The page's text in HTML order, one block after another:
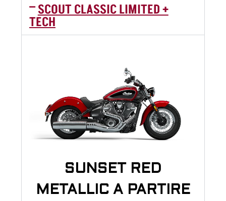
SCOUT CLASSIC LIMITED +
TECH
SUNSET RED
METALLIC A PARTIRE